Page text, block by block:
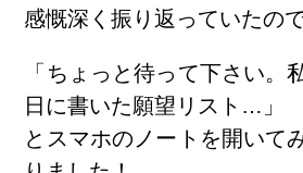
感慨深く振り返っていたの
「ちょっと待って下さい。
日に書いた願望リスト…」
とスマホのノートを開いて